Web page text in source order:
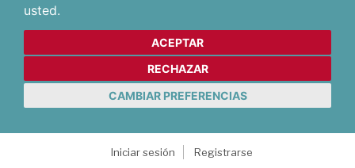
usted.
ACEPTAR
RECHAZAR
CAMBIAR PREFERENCIAS
Iniciar sesión
Registrarse